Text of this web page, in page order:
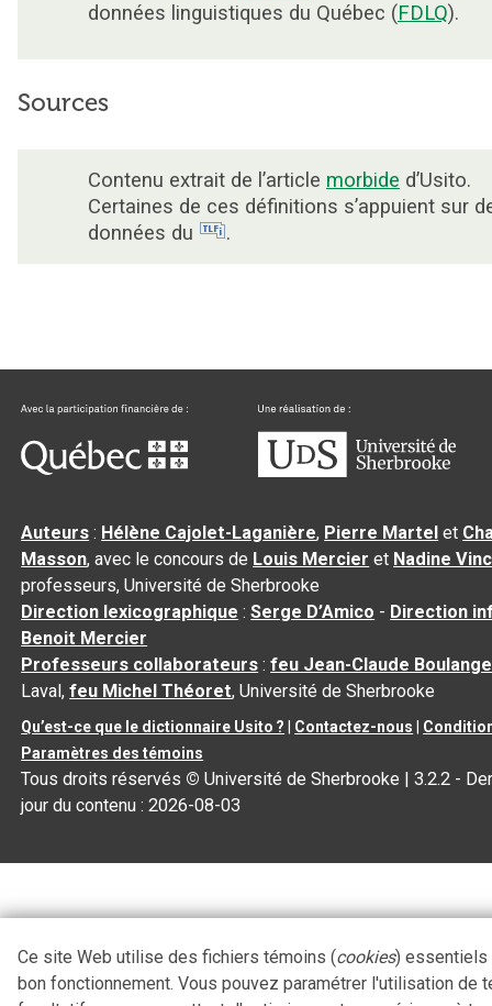
données linguistiques du Québec (FDLQ).
Sources
Contenu extrait de l’article morbide d’Usito.
Certaines de ces définitions s’appuient sur
données du
.
Auteurs : Hélène Cajolet-Laganière, Pierre Martel et
Masson, avec le concours de Louis Mercier et Nadine
professeurs, Université de Sherbrooke
Direction lexicographique :Serge D’Amico - Direction
Benoit Mercier
Professeurs collaborateurs :feu Jean-Claude
Laval,feu Michel Théoret, Université de Sherbrooke
Qu’est-ce que le dictionnaire Usito ? Contactez-nous
Paramètres des témoins
Tous droits réservés © Université de Sherbrooke |3.2.2 -
jour du contenu :2026-08-03
Ce site Web utilise des fichiers témoins (cookies) essentiels
bon fonctionnement. Vous pouvez paramétrer l'utilisation de